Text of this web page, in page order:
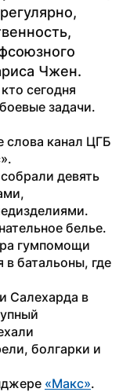
Чжен.
сегодня
задачи.
слова канал ЦГБ
девять
белье.
гумпомощи
батальоны, где
Салехарда в
болгарки и
«Макс».